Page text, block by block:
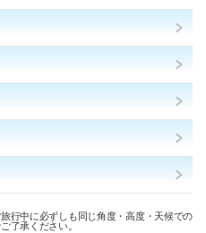
行中に必ずしも同じ角度・高度・天候での
了承ください。